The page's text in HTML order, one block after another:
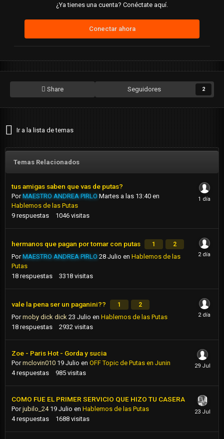
¿Ya tienes una cuenta? Conéctate aquí.
Conectar ahora
Share Seguidores 2
Ir a la lista de temas
Temas Relacionados
tus amigas saben que vas de putas?
PorMAESTRO ANDREA PIRLO Martes a las 13:40 en
Hablemos de las Putas
9 respuestas 1046 visitas
hermanos que pagan por tomar con putas 1 2
PorMAESTRO ANDREA PIRLO 28 Julio en Hablemos de las
Putas
18 respuestas 3318 visitas
vale la pena ser un paganini?? 1 2
Pormoby dick dick 23 Julio en Hablemos de las Putas
18 respuestas 2932 visitas
Zoe - Paris Hot - Gorda y sucia
Pormclovin010 19 Julio en OFF Topic de Putas en Junin
4 respuestas 985 visitas
COMO FUE EL PRIMER SERVICIO QUE HIZO TU CASERA
Porjubilo_24 19 Julio en Hablemos de las Putas
4 respuestas 1688 visitas